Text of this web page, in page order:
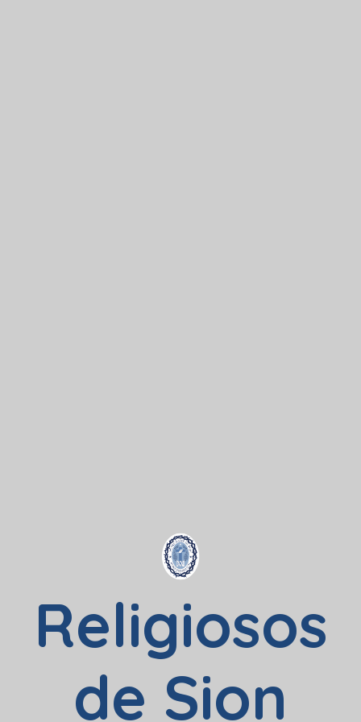
Religiosos
de Sion